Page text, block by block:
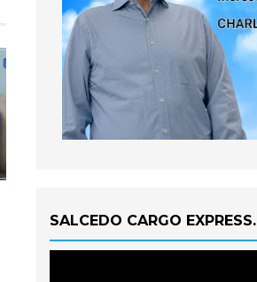
SALCEDO CARGO EXPRESS.